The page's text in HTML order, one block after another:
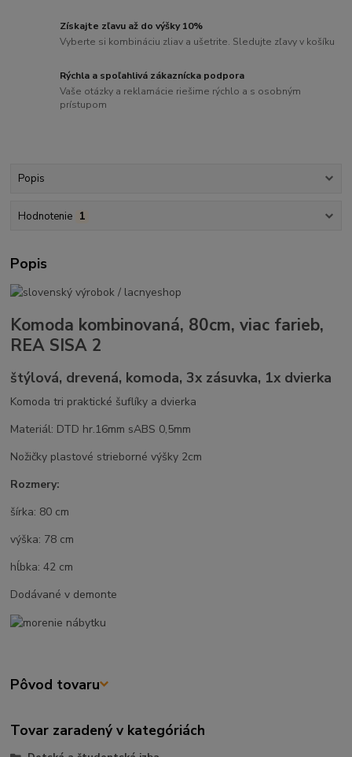
Získajte zľavu až do výšky 10%
Vyberte si kombináciu zliav a ušetrite. Sledujte zľavy v košíku
Rýchla a spoľahlivá zákaznícka podpora
Vaše otázky a reklamácie riešime rýchlo a s osobným
prístupom
Popis
Hodnotenie 1
Popis
Komoda kombinovaná, 80cm, viac farieb,
REA SISA 2
štýlová, drevená, komoda, 3x zásuvka, 1x dvierka
Komoda tri praktické šuflíky a dvierka
Materiál: DTD hr.16mm sABS 0,5mm
Nožičky plastové strieborné výšky 2cm
Rozmery:
šírka: 80 cm
výška: 78 cm
hĺbka: 42 cm
Dodávané v demonte
Pôvod tovaru
Tovar zaradený v kategóriách